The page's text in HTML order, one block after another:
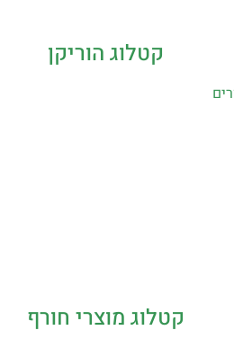
קטלוג הוריקן
קטלוג מוצרי חורף